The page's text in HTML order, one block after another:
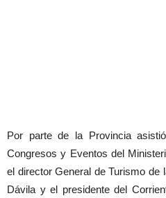
Por parte de la Provincia
Congresos y Eventos del
el director General de Turismo de
Dávila y el presidente del